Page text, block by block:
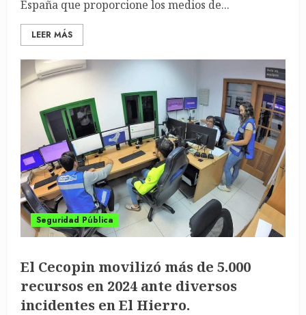
España que proporcione los medios de...
LEER MÁS
Seguridad Pública
El Cecopin movilizó más de 5.000
recursos en 2024 ante diversos
incidentes en El Hierro.